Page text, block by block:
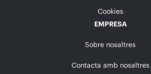
Cookies
EMPRESA
Sobre nosaltres
Contacta amb nosaltres